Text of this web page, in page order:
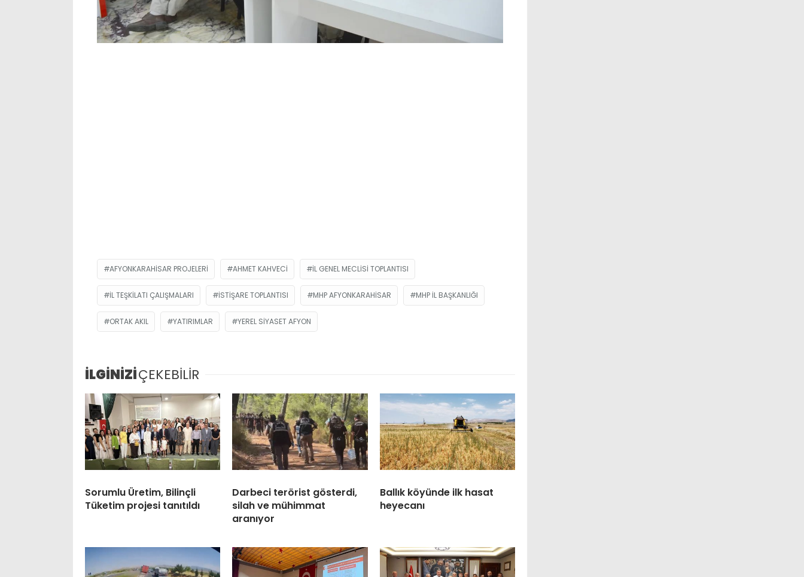
AFYONKARAHISAR PROJELERI AHMET KAHVECI İL GENEL MECLISI TOPLANTISI
IL TEŞKILATI ÇALIŞMALARI ISTIŞARE TOPLANTISI MHP AFYONKARAHISAR MHP İL BAŞKANLIĞI
ORTAK AKIL YATIRIMLAR YEREL SIYASET AFYON
İLGİNİZİÇEKEBİLİR
Sorumlu Üretim, Bilinçli
Tüketim projesi tanıtıldı
Darbeci terörist gösterdi,
silah ve mühimmat
aranıyor
Ballık köyünde ilk hasat
heyecanı